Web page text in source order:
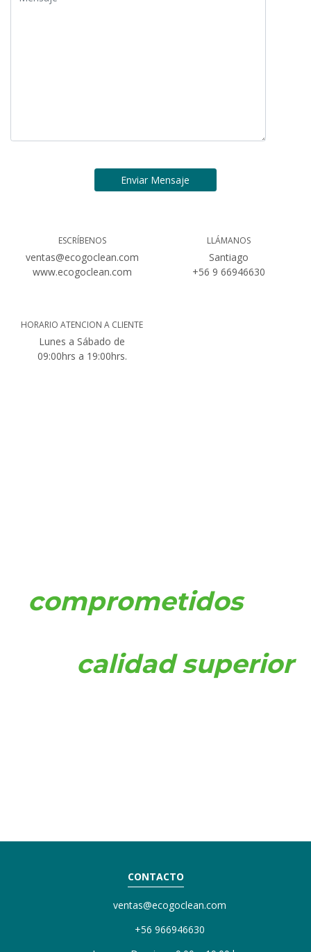
ESCRÍBENOS
ventas@ecogoclean.com
www.ecogoclean.com
LLÁMANOS
Santiago
+56 9 66946630
HORARIO ATENCION A CLIENTE
Lunes a Sábado de
09:00hrs a 19:00hrs.
comprometidosen
calidad superior
CONTACTO
ventas@ecogoclean.com
+56 966946630